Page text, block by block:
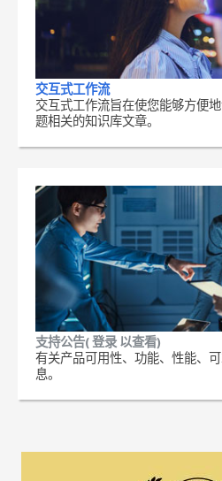
交互式工作流
交互式工作流旨在使您能够方便
题相关的知识库文章。
支持公告( 登录 以查看)
有关产品可用性、功能、性能、
息。